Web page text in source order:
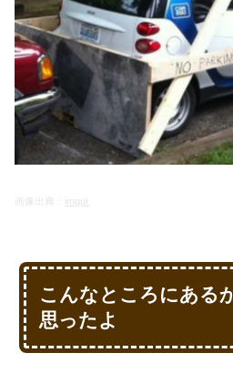
画像出典： imgur
こんなところにある
思ったよ